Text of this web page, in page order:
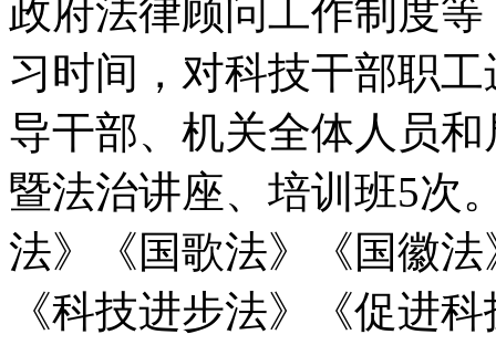
政府法律顾问工作制度
习时间，对科技干部职
导干部、机关全体人员
暨法治讲座、培训班5次
法》《国歌法》《国徽
《科技进步法》《促进